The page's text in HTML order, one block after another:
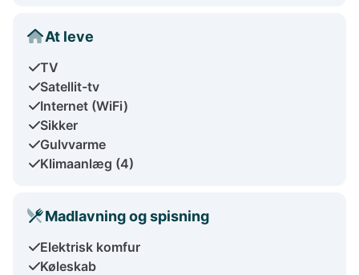
At leve
TV
Satellit-tv
Internet (WiFi)
Sikker
Gulvvarme
Klimaanlæg (4)
Madlavning og spisning
Elektrisk komfur
Køleskab